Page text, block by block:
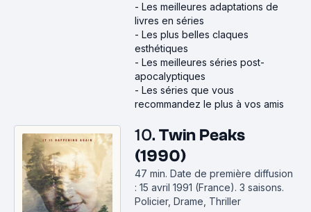
- Les meilleures adaptations de
livres en séries
- Les plus belles claques
esthétiques
- Les meilleures séries post-
apocalyptiques
- Les séries que vous
recommandez le plus à vos amis
10. Twin Peaks
(1990)
47 min. Date de première diffusion
: 15 avril 1991 (France). 3 saisons.
Policier, Drame, Thriller